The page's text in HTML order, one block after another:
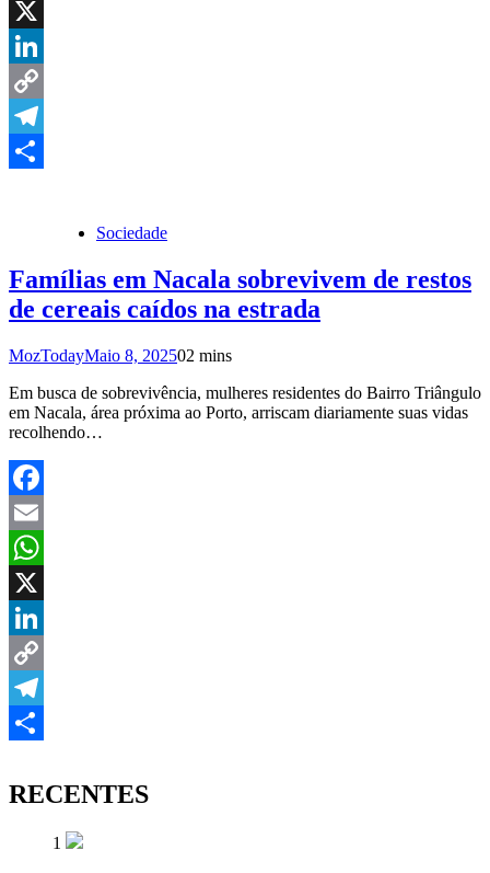
WhatsApp
X
LinkedIn
Copy
Link
Telegram
Sociedade
Famílias em Nacala sobrevivem de restos
de cereais caídos na estrada
MozTodayMaio 8, 202502 mins
Em busca de sobrevivência, mulheres residentes do Bairro Triângulo
em Nacala, área próxima ao Porto, arriscam diariamente suas vidas
recolhendo…
Facebook
Email
WhatsApp
X
LinkedIn
Copy
Link
Telegram
RECENTES
1